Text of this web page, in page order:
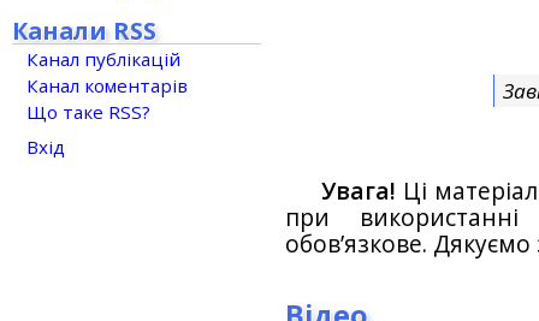
Увага! Ці
при
обов’язкове.
Канали RSS
Канал публікацій
Канал коментарів
Що таке RSS?
Вхід